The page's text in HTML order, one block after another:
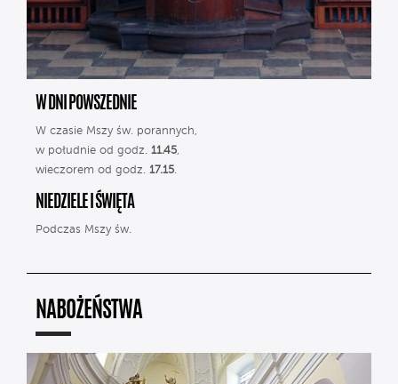
W DNI POWSZEDNIE
W czasie Mszy św. porannych,
w południe od godz. 11.45
wieczorem od godz. 17.15
NIEDZIELE I ŚWIĘTA
Podczas Mszy św.
NABOŻEŃSTWA